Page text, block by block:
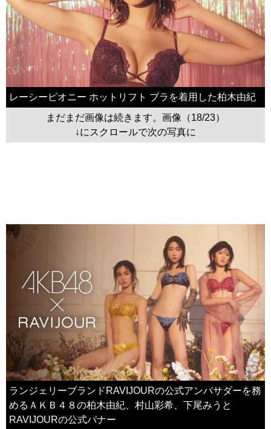
レーシーピオニー ホットリフト ブラを着用した柏木由紀
まだまだ画像は続きます。画像（18/23）
↓にスクロールで次の写真に
ランジェリーブランドRAVIJOURの公式アンバサダーを務
めるＡＫＢ４８の柏木由紀、村山彩希、下尾みうと
RAVIJOURの公式バナー